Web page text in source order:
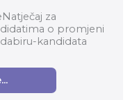
za
o promjeni
kandidata